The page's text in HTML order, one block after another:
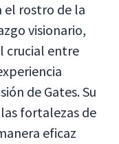
el rostro de la
visionario,
crucial entre
de Gates. Su
fortalezas de
eficaz